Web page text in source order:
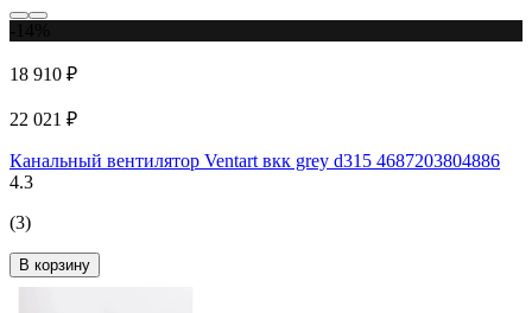
18 910 ₽
22 021 ₽
Канальный вентилятор Ventart вкк grey d315 4687203804886
4.3
(3)
В корзину